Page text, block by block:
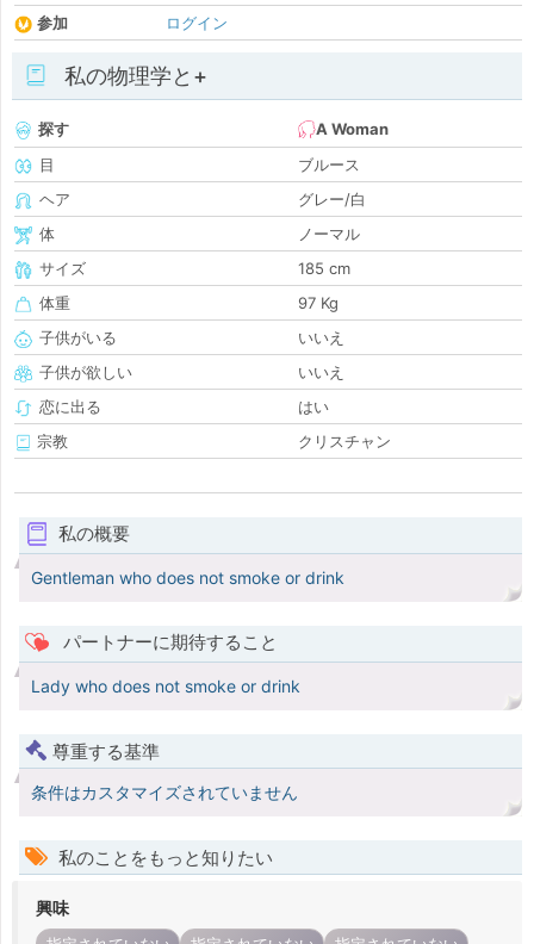
参加
ログイン
私の物理学と+
探す
A Woman
目
ブルース
ヘア
グレー/白
体
ノーマル
サイズ
185 cm
体重
97 Kg
子供がいる
いいえ
子供が欲しい
いいえ
恋に出る
はい
宗教
クリスチャン
私の概要
Gentleman who does not smoke or drink
パートナーに期待すること
Lady who does not smoke or drink
尊重する基準
条件はカスタマイズされていません
私のことをもっと知りたい
興味